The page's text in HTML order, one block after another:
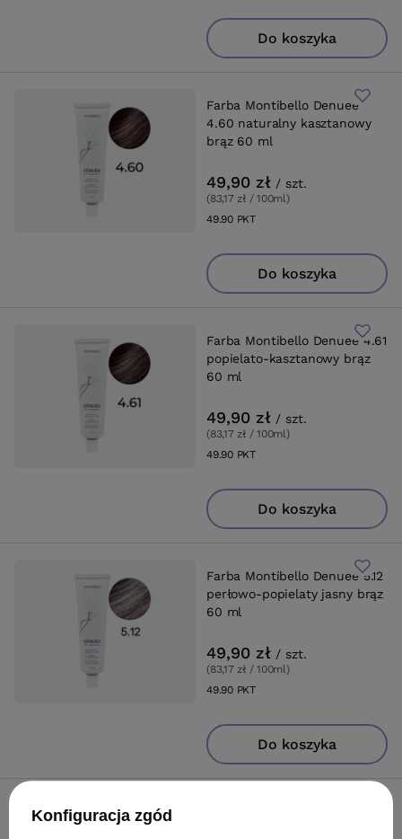
Do koszyka
Farba Montibello Denuee
4.60 naturalny kasztanowy
brąz 60 ml
49,90 zł / szt.
(83,17 zł / 100ml)
49.90PKTpunktów
Do koszyka
Farba Montibello Denuee 4.61
popielato-kasztanowy brąz
60 ml
49,90 zł / szt.
(83,17 zł / 100ml)
49.90PKTpunktów
Do koszyka
Farba Montibello Denuee 5.12
perłowo-popielaty jasny brąz
60 ml
49,90 zł / szt.
(83,17 zł / 100ml)
49.90PKTpunktów
Do koszyka
Konfiguracja zgód